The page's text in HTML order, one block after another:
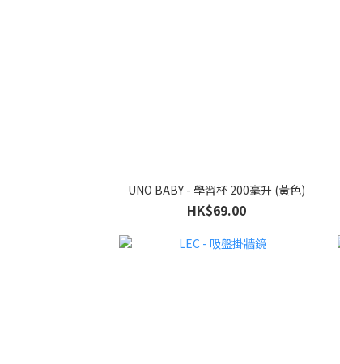
UNO BABY - 學習杯 200毫升 (黃色)
HK$69.00